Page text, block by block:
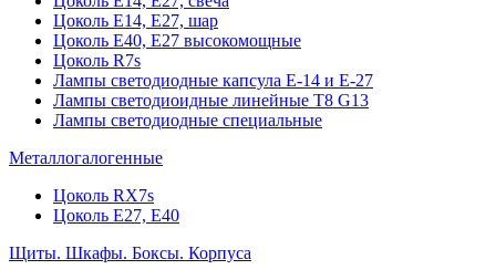
Цоколь Е14, Е27, шар
Цоколь Е40, Е27 высокомощные
Цоколь R7s
Лампы светодиодные капсула Е-14 и Е-27
Лампы светодиоидные линейные T8 G13
Лампы светодиодные специальные
Металлогалогенные
Цоколь RX7s
Цоколь Е27, E40
Щиты. Шкафы. Боксы. Корпуса